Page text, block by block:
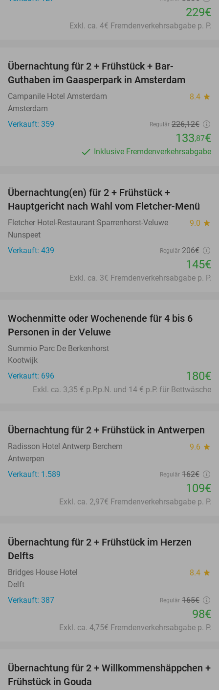
229€
Exkl. ca. 4€ Fremdenverkehrsabgabe p. P.
Übernachtung für 2 + Frühstück + Bar-
Guthaben im Gaasperpark in Amsterdam
Campanile Hotel Amsterdam 8.4 star
Amsterdam
Verkauft: 359
Regulär 226,12€
133,87€
Inklusive Fremdenverkehrsabgabe
Übernachtung(en) für 2 + Frühstück +
Hauptgericht nach Wahl vom Fletcher-Menü
Fletcher Hotel-Restaurant Sparrenhorst-Veluwe 9.0 star
Nunspeet
Verkauft: 439
Regulär 206€
145€
Exkl. ca. 3€ Fremdenverkehrsabgabe p. P.
Wochenmitte oder Wochenende für 4 bis 6
Personen in der Veluwe
Summio Parc De Berkenhorst
Kootwijk
Verkauft: 696
180€
Exkl. ca. 3,35 € p.P.p.N. und 14 € p.P. für Bettwäsche
33%
Übernachtung für 2 + Frühstück in Antwerpen
Radisson Hotel Antwerp Berchem 9.6 star
Antwerpen
Verkauft: 1.589
Regulär 162€
109€
Exkl. ca. 2,97€ Fremdenverkehrsabgabe p. P.
41%
Übernachtung für 2 + Frühstück im Herzen
Delfts
Bridges House Hotel 8.4 star
Delft
Verkauft: 387
Regulär 165€
98€
Exkl. ca. 4,75€ Fremdenverkehrsabgabe p. P.
47%
Übernachtung für 2 + Willkommenshäppchen +
Frühstück in Gouda